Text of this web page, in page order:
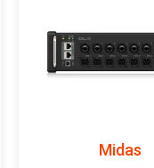
Midas